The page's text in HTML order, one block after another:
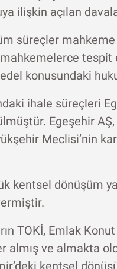
ilişkin açılan
süreçler
konusundaki
ihale süreçleri
Egeşehir
Meclisi’nin
kentsel dönüşüm
TOKİ, Emlak
almış ve almakta
kentsel